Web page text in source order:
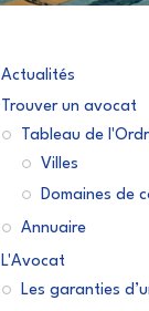
Actualités
Trouver un avocat
Tableau de
Villes
Domaines de
Annuaire
L'Avocat
Les garanties